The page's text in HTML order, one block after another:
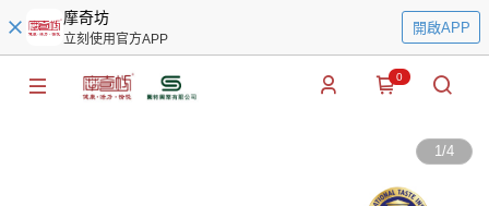
摩奇坊
立刻使用官方APP
開啟APP
0
1/4